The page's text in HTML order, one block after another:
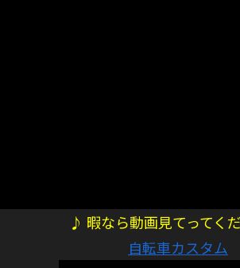
♪ 暇なら動画見てってく
自転車カスタム